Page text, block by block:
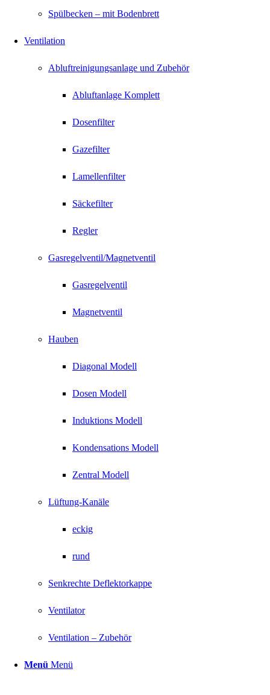
Spülbecken – mit Bodenbrett
Ventilation
Abluftreinigungsanlage und Zubehör
Abluftanlage Komplett
Dosenfilter
Gazefilter
Lamellenfilter
Säckefilter
Regler
Gasregelventil/Magnetventil
Gasregelventil
Magnetventil
Hauben
Diagonal Modell
Dosen Modell
Induktions Modell
Kondensations Modell
Zentral Modell
Lüftung-Kanäle
eckig
rund
Senkrechte Deflektorkappe
Ventilator
Ventilation – Zubehör
Menü Menü